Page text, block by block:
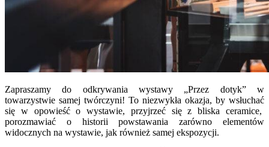
Zapraszamy do odkrywania wystawy „Przez dotyk” w
towarzystwie samej twórczyni! To niezwykła okazja, by wsłuchać
się w opowieść o wystawie, przyjrzeć się z bliska ceramice,
porozmawiać o historii powstawania zarówno elementów
widocznych na wystawie, jak również samej ekspozycji.